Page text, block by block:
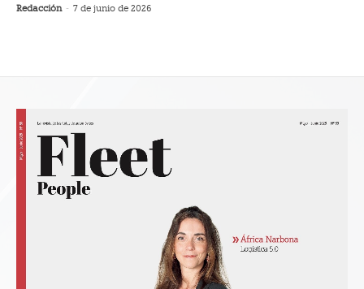
Redacción - 7 de junio de 2026